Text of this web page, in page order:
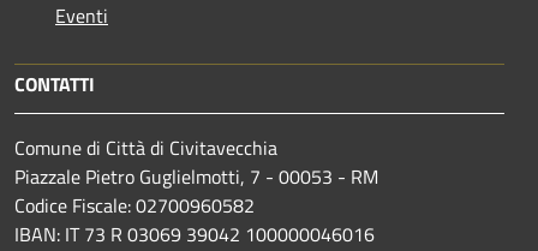
Eventi
CONTATTI
Comune di Città di Civitavecchia
Piazzale Pietro Guglielmotti, 7 - 00053 - RM
Codice Fiscale: 02700960582
IBAN: IT 73 R 03069 39042 100000046016